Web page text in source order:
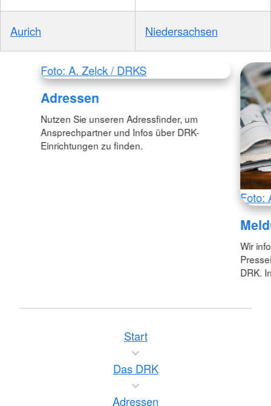
Aurich Niedersachsen
Foto: A. Zelck / DRKS
Adressen
Nutzen Sie unseren Adressfinder, um
Ansprechpartner und Infos über DRK-
Einrichtungen zu finden.
Foto:
Wir
DRK.
Start
Das DRK
Adressen